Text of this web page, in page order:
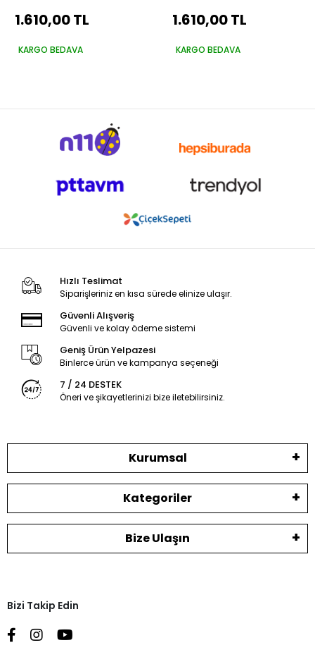
30Gr MAT Taş Vernik
250 Saten Rulo Set
1.610,00 TL
KARGO BEDAVA
Katalizör 30Gr MAT Taş
Vernik 250 Saten Rulo
1.610,00 TL
KARGO BEDAVA
Hızlı Teslimat
Siparişleriniz en kısa sürede elinize ulaşır.
Güvenli Alışveriş
Güvenli ve kolay ödeme sistemi
Geniş Ürün Yelpazesi
Binlerce ürün ve kampanya seçeneği
7 / 24 DESTEK
Öneri ve şikayetlerinizi bize iletebilirsiniz.
Kurumsal
Kategoriler
Bize Ulaşın
Bizi Takip Edin